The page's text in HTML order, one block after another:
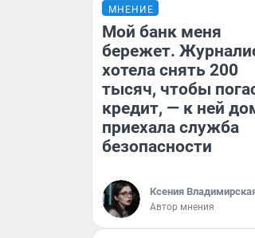
МНЕНИЕ
Мой банк меня
бережет.
хотела снять 200
тысяч, чтобы
кредит, — к ней
приехала служба
безопасности
Ксения
Автор мнения